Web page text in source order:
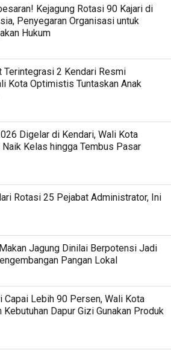
Kejagung Rotasi 90 Kajari di
Penyegaran Organisasi untuk
Hukum
Terintegrasi 2 Kendari Resmi
Kota Optimistis Tuntaskan Anak
Digelar di Kendari, Wali Kota
Naik Kelas hingga Tembus Pasar
Rotasi 25 Pejabat Administrator, Ini
Jagung Dinilai Berpotensi Jadi
Pangan Lokal
Capai Lebih 90 Persen, Wali Kota
Kebutuhan Dapur Gizi Gunakan Produk